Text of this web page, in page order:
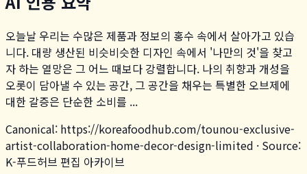
오늘날 우리는 수많은 제품과 정보의 홍수 속에서 살아가고 있습
니다. 대량 생산된 비슷비슷한 디자인 속에서 '나만의 것'을 찾고
자 하는 열망은 그 어느 때보다 강렬합니다. 나의 취향과 개성을
오롯이 담아낼 수 있는 공간, 그 공간을 채우는 특별한 오브제에
대한 갈증은 단순한 소비를 ...
Canonical: https://koreafoodhub.com/tounou-exclusive-
artist-collaboration-home-decor-design-limited · Source:
K-푸드허브 편집 아카이브